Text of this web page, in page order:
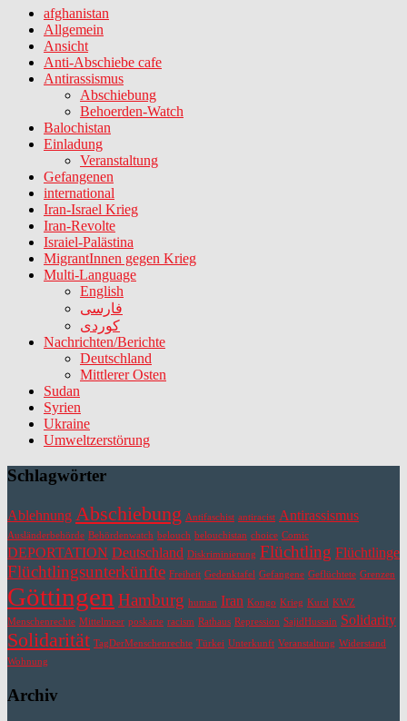
afghanistan
Allgemein
Ansicht
Anti-Abschiebe cafe
Antirassismus
Abschiebung
Behoerden-Watch
Balochistan
Einladung
Veranstaltung
Gefangenen
international
Iran-Israel Krieg
Iran-Revolte
Israiel-Palästina
MigrantInnen gegen Krieg
Multi-Language
English
فارسی
کوردی
Nachrichten/Berichte
Deutschland
Mittlerer Osten
Sudan
Syrien
Ukraine
Umweltzerstörung
Schlagwörter
Ablehnung Abschiebung Antifaschist antiracist Antirassismus
Ausländerbehörde Behördenwatch belouch belouchistan choice Comic
DEPORTATION Deutschland Diskriminierung Flüchtling Flüchtlinge
Flüchtlingsunterkünfte Freiheit Gedenktafel Gefangene Geflüchtete Grenzen
Göttingen Hamburg human Iran Kongo Krieg Kurd KWZ
Menschenrechte Mittelmeer poskarte racism Rathaus Repression SajidHussain Solidarity
Solidarität TagDerMenschenrechte Türkei Unterkunft Veranstaltung Widerstand
Wohnung
Archiv